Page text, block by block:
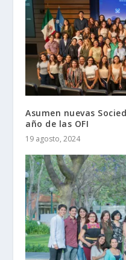
Asumen nuevas
año de las OFI
19 agosto, 2024